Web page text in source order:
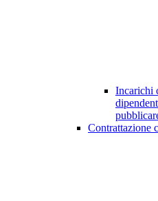
Incarichi
Contrattazione